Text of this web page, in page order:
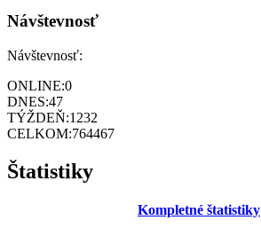
Návštevnosť
Návštevnosť:
ONLINE:0
DNES:47
TÝŽDEŇ:1232
CELKOM:764467
Štatistiky
Kompletné štatistiky